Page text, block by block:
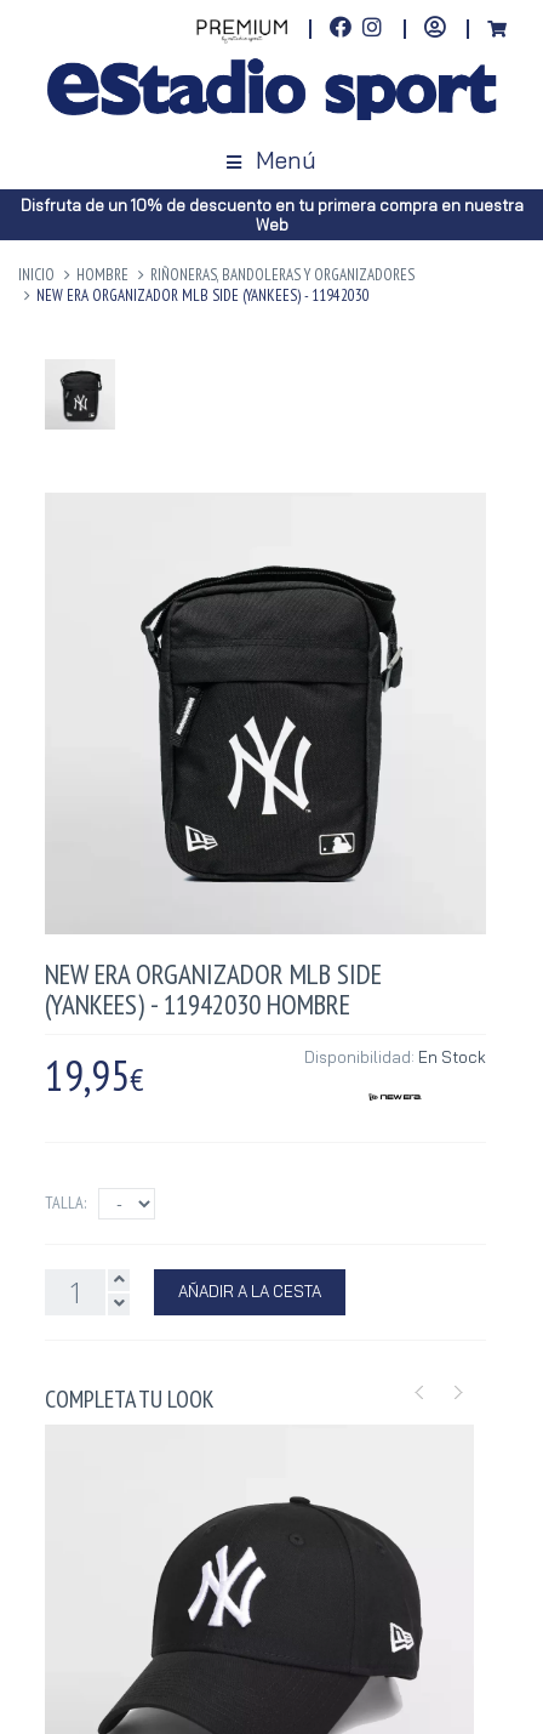
Menú
Disfruta de un 10% de descuento en tu primera compra en nuestra
Web
INICIO HOMBRE
RIÑONERAS, BANDOLERAS Y ORGANIZADORES
NEW ERA ORGANIZADOR MLB SIDE (YANKEES) - 11942030
NEW ERA ORGANIZADOR MLB SIDE
(YANKEES) - 11942030 HOMBRE
19,95€
Disponibilidad: En Stock
TALLA:
AÑADIR A LA CESTA
COMPLETA TU LOOK